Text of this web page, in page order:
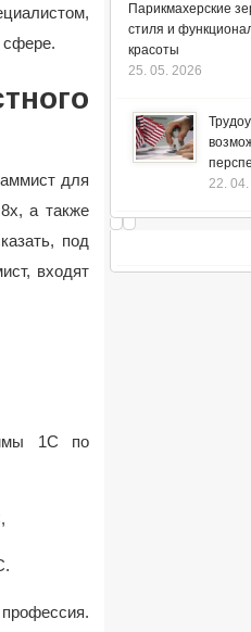
для
а также
под
входят
1С по
Парикмахерские
стиля и
красоты
25. 05. 2026
22.